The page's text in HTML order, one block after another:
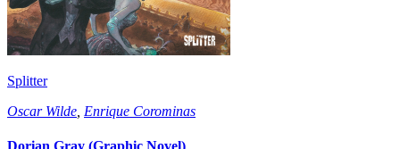
Splitter
Oscar Wilde Enrique Corominas